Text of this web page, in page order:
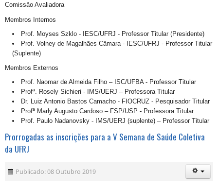
Comissão Avaliadora
Membros Internos
Prof. Moyses Szklo - IESC/UFRJ - Professor Titular (Presidente)
Prof. Volney de Magalhães Câmara - IESC/UFRJ - Professor Titular
(Suplente)
Membros Externos
Prof. Naomar de Almeida Filho – ISC/UFBA - Professor Titular
Profª. Rosely Sichieri - IMS/UERJ – Professora Titular
Dr. Luiz Antonio Bastos Camacho - FIOCRUZ - Pesquisador Titular
Profª Marly Augusto Cardoso – FSP/USP - Professora Titular
Prof. Paulo Nadanovsky - IMS/UERJ (suplente) – Professor Titular
Prorrogadas as inscrições para a V Semana de Saúde Coletiva
da UFRJ
Publicado: 08 Outubro 2019